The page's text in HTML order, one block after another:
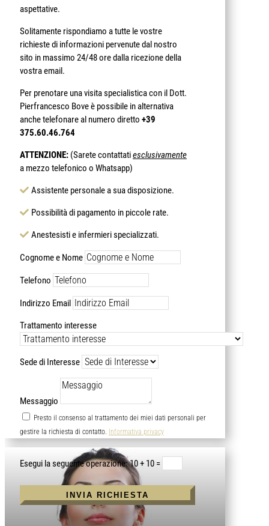
aspettative.
Solitamente rispondiamo a tutte le vostre
richieste di informazioni pervenute dal nostro
sito in massimo 24/48 ore dalla ricezione della
vostra email.
Per prenotare una visita specialistica con il Dott.
Pierfrancesco Bove è possibile in alternativa
anche telefonare al numero diretto +39
375.60.46.764
ATTENZIONE: (Sarete contattatiesclusivamente
a mezzo telefonico o Whatsapp)
Assistente personale a sua disposizione.
Possibilità di pagamento in piccole rate.
Anestesisti e infermieri specializzati.
Cognome e Nome
Telefono
Indirizzo Email
Trattamento interesse
Sede di Interesse
Messaggio
Presto il consenso al trattamento dei miei dati personali per
gestire la richiesta di contatto. Informativa privacy
10 + 10 =
INVIA RICHIESTA